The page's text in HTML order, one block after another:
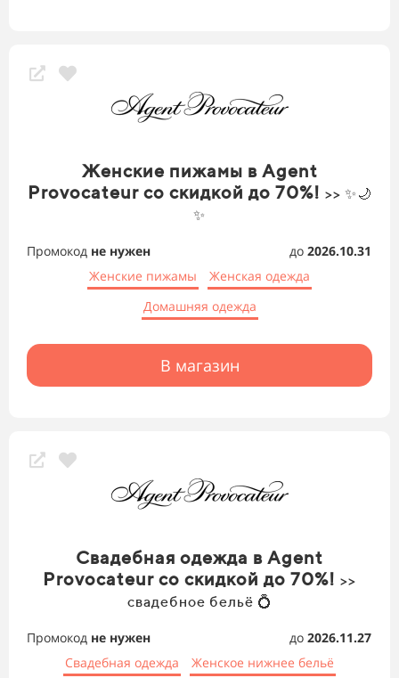
Женские пижамы в Agent
Provocateur со скидкой до 70%! >> ✨🌙
✨
Промокод не нужен до 2026.10.31
Женские пижамы
Женская одежда
Домашняя одежда
В магазин
Свадебная одежда в Agent
Provocateur со скидкой до 70%! >>
свадебное бельё 💍
Промокод не нужен до 2026.11.27
Свадебная одежда
Женское нижнее бельё